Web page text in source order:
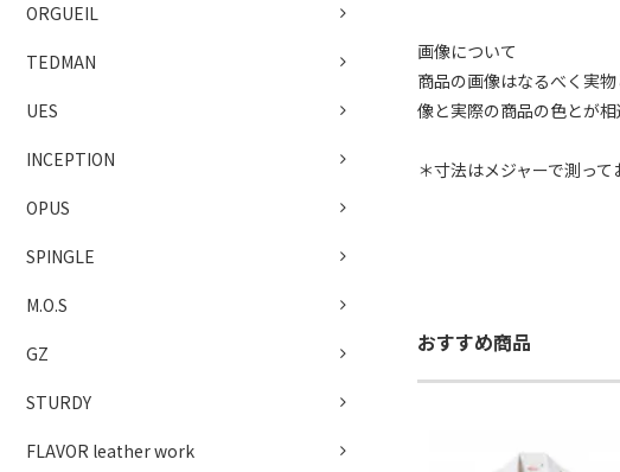
ORGUEIL
TEDMAN
UES
INCEPTION
OPUS
SPINGLE
M.O.S
GZ
STURDY
FLAVOR leather work
画像について
商品の画像はなるべく実
像と実際の商品の色とが
＊寸法はメジャーで測っ
おすすめ商品